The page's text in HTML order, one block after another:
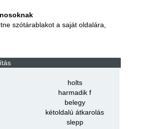
szótárablakot a saját oldalára,
holts
harmadik f
belegy
kétoldalú átkarolás
slepp